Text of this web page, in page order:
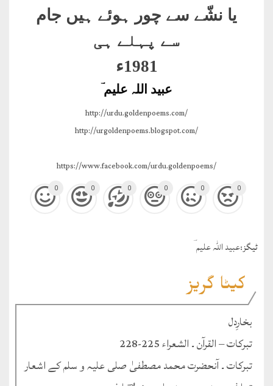
یا نشّے سے چور ہوئے ہیں جام
سے پہلے ہی
1981ء
عبید اللہ علیم ؔ
http://urdu.goldenpoems.com/
http://urgoldenpoems.blogspot.com/
https://www.facebook.com/urdu.goldenpoems/
0 0 0 0 0 0
ٹيگز:عبید اللہ علیم ؔ
کیٹا گریز
بخارِدل
تبرکات – القرآن ۔ الشعراء 225-228
تبرکات ۔ آنحضرت محمد مصطفیٰ صلی علیہ و سلم کے اشعار